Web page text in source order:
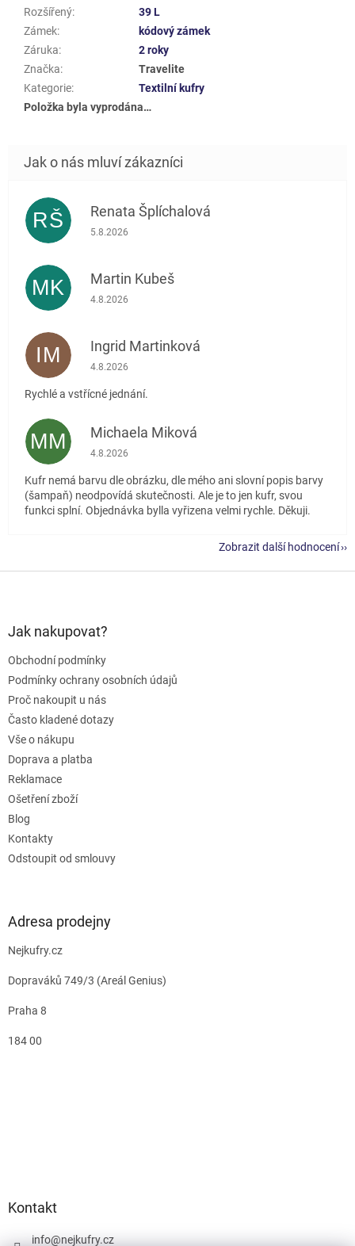
Rozšířený:
39 L
Zámek:
kódový zámek
Záruka:
2 roky
Značka:
Travelite
Kategorie:
Textilní kufry
Položka byla vyprodána…
RŠ Renata Šplíchalová
Hodnocení obchodu je 5 z 5 hvězdiček.
5.8.2026
MK Martin Kubeš
Hodnocení obchodu je 5 z 5 hvězdiček.
4.8.2026
IM Ingrid Martinková
Hodnocení obchodu je 5 z 5 hvězdiček.
4.8.2026
Rychlé a vstřícné jednání.
MM Michaela Miková
Hodnocení obchodu je 5 z 5 hvězdiček.
4.8.2026
Kufr nemá barvu dle obrázku, dle mého ani slovní popis barvy
(šampaň) neodpovídá skutečnosti. Ale je to jen kufr, svou
funkci splní. Objednávka bylla vyřizena velmi rychle. Děkuji.
Zobrazit další hodnocení
Jak nakupovat?
Obchodní podmínky
Podmínky ochrany osobních údajů
Proč nakoupit u nás
Často kladené dotazy
Vše o nákupu
Doprava a platba
Reklamace
Ošetření zboží
Blog
Kontakty
Odstoupit od smlouvy
Adresa prodejny
Nejkufry.cz
Dopraváků 749/3 (Areál Genius)
Praha 8
184 00
Kontakt
info@nejkufry.cz